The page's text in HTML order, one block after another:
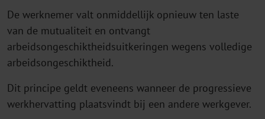
De werknemer valt onmiddellijk opnieuw ten laste
van de mutualiteit en ontvangt
arbeidsongeschiktheidsuitkeringen wegens volledige
arbeidsongeschiktheid.
Dit principe geldt eveneens wanneer de progressieve
werkhervatting plaatsvindt bij een andere werkgever.